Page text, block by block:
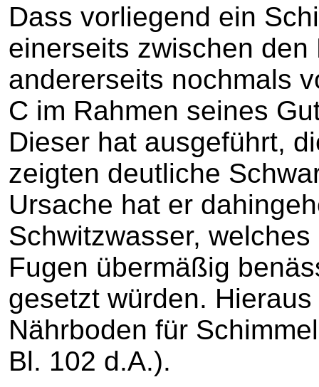
Dass vorliegend ein
einerseits zwischen
andererseits nochmals
C im Rahmen seines
Dieser hat ausgeführt,
zeigten deutliche
Ursache hat er
Schwitzwasser,
Fugen übermäßig
gesetzt würden.
Nährboden für
Bl. 102 d.A.).